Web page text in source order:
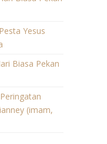
Yesus
Biasa Pekan
(imam,